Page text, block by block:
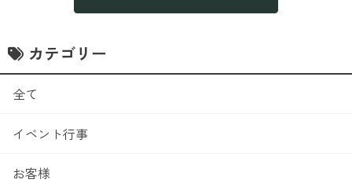
カテゴリー
全て
イベント行事
お客様